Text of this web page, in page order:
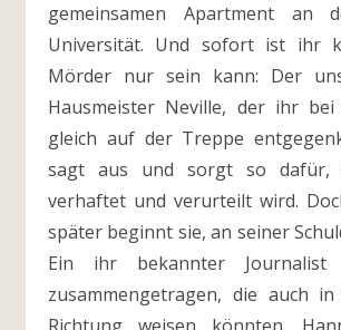
gemeinsamen Apartment an
Universität. Und sofort ist ihr
Mörder nur sein kann: Der
Hausmeister Neville, der ihr
gleich auf der Treppe
sagt aus und sorgt so dafür,
verhaftet und verurteilt wird.
später beginnt sie, an seiner
Ein ihr bekannter Journalist
zusammengetragen, die auch